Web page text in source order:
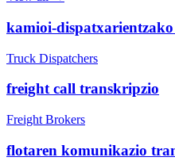
kamioi-
Truck Dispatchers
freight call transkripzio
Freight Brokers
flotaren komunikazio